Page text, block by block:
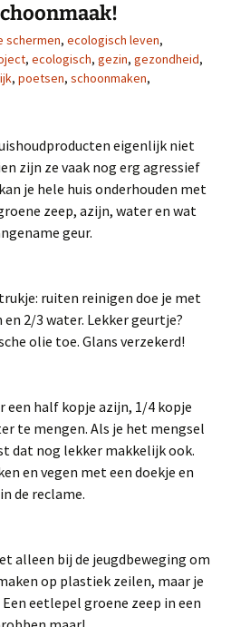
schermen, ecologisch leven,
, ecologisch, gezin, gezondheid,
, poetsen, schoonmaken,
eigenlijk niet
zijn ze vaak nog erg agressief
je hele huis onderhouden met
zeep, azijn, water en wat
geur.
ruiten reinigen doe je met
2/3 water. Lekker geurtje?
olie toe. Glans verzekerd!
een half kopje azijn, 1/4 kopje
te mengen. Als je het mengsel
dat nog lekker makkelijk ook.
en vegen met een doekje en
de reclame.
alleen bij de jeugdbeweging om
op plastiek zeilen, maar je
eetlepel groene zeep in een